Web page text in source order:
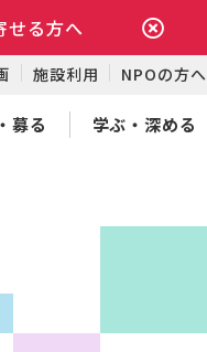
せる方へ
施設利用 NPOの方へ
募る 学ぶ・深める